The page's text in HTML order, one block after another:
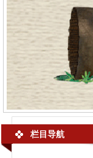
栏目导航